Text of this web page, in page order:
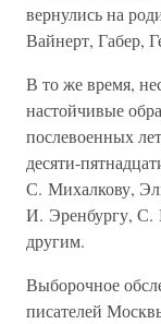
вернулись на
Вайнерт, Габер,
В то же время,
настойчивые
послевоенных
десяти-
С. Михалкову,
И. Эренбургу, С.
другим.
Выборочное
писателей